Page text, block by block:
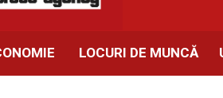
LOCURI DE MUNCĂ